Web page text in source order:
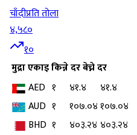
चाँदीप्रति तोला
४,५८०
१०
मुद्राएकाइकिन्ने दरबेच्ने दर
AED १ ४१.४
४१.४
AUD १ १०७.०४१०७.०४
BHD १ ४०३.२४ ४०३.२४